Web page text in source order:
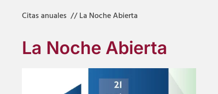
Citas anuales // La Noche Abierta
La Noche Abierta